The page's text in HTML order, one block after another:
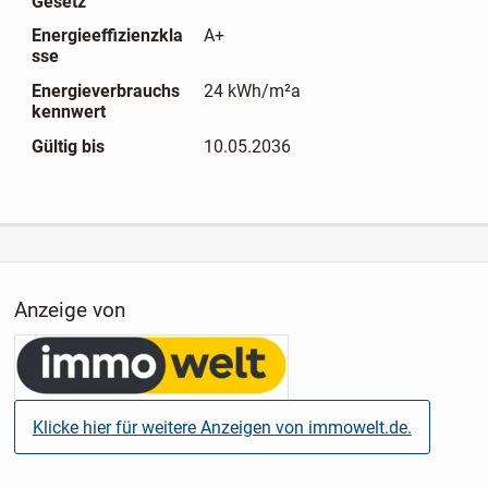
Neben der modernen Haustechnik überzeugt die Immobilie
auch durch ihre solide Bauweise und den geringen
Instandhaltungsbedarf. Sie eignet sich ideal für Käufer, die
Wert auf energieeffizientes Wohnen, modernen Komfort und
langfristige Werthaltigkeit legen. Die zusätzliche
Dieses Einfamilienhaus vereint zeitgemäße Technik,
bietet mit der Einliegerwohnung ein rundum flexibles und
stimmiges Gesamtpaket für anspruchsvolles Wohnen.
Energieeffizienzkla
sse
A+
Energieverbrauchs
kennwert
24 kWh/m²a
Gültig bis 10.05.2036
Anzeige von
Klicke hier für weitere Anzeigen von immowelt.de.